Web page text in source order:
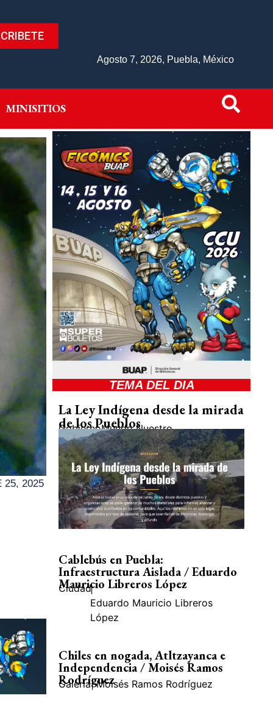
Agosto 7, 2026, Puebla, México
MINISITIOS
MINISITIOS
25, 2025
TEMA DEL DIA
La Ley Indígena desde la mirada
de los Pueblos
GobiernoMundo Nuestro
Cablebús en Puebla:
Infraestructura Aislada / Eduardo
Mauricio Libreros López
Ciudad|
Eduardo Mauricio Libreros
López
Chiles en nogada, Atltzayanca e
Independencia / Moisés Ramos
Rodríguez
Galería| Moisés Ramos Rodríguez